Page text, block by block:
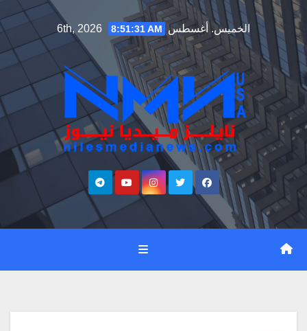
Skip
to
content
الخميس. أغسطس 6th, 2026 8:51:31 AM